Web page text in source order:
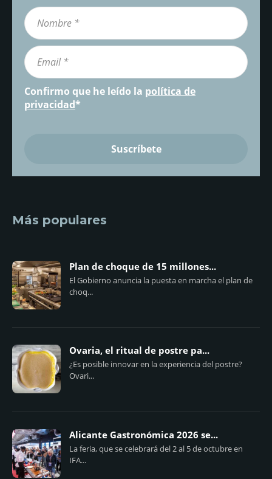
Confirmo que he leído la política de
privacidad*
Más populares
Plan de choque de 15 millones...
El Gobierno anuncia la puesta en marcha el plan de
choq...
Ovaria, el ritual de postre pa...
¿Es posible innovar en la experiencia del postre?
Ovari...
Alicante Gastronómica 2026 se...
La feria, que se celebrará del 2 al 5 de octubre en
IFA...